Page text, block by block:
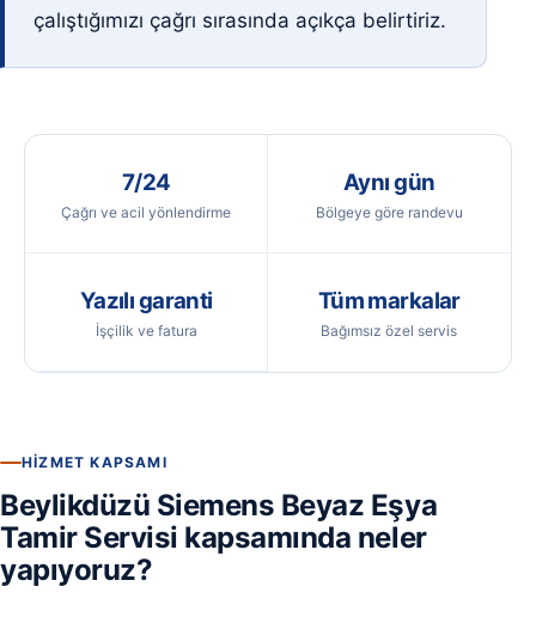
çalıştığımızı çağrı sırasında açıkça belirtiriz.
7/24
Çağrı ve acil yönlendirme
Aynı gün
Bölgeye göre randevu
Yazılı garanti
İşçilik ve fatura
Tüm markalar
Bağımsız özel servis
HIZMET KAPSAMI
Beylikdüzü Siemens Beyaz Eşya
Tamir Servisi kapsamında neler
yapıyoruz?